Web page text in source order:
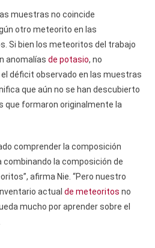
muestras no coincide
otro meteorito en las
Si bien los meteoritos del trabajo
anomalías de potasio, no
déficit observado en las muestras
que aún no se han descubierto
que formaron originalmente la
comprender la composición
combinando la composición de
afirma Nie. “Pero nuestro
actual de meteoritos no
mucho por aprender sobre el